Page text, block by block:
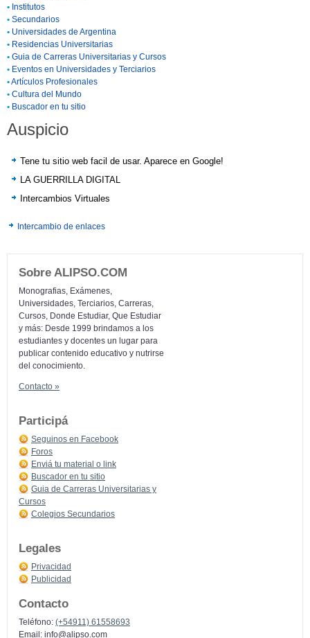
• Institutos
• Secundarios
• Universidades de Argentina
• Residencias Universitarias
• Guia de Carreras Universitarias y Cursos
• Eventos en Universidades y Terciarios
•Artículos Profesionales
• Cultura del Mundo
• Buscador en tu sitio
Auspicio
Tene tu sitio web facil de usar. Aparece en Google!
LA GUERRILLA DIGITAL
Intercambios Virtuales
Intercambio de enlaces
Sobre ALIPSO.COM
Monografias, Exámenes,
Universidades, Terciarios, Carreras,
Cursos, Donde Estudiar, Que Estudiar
y más: Desde 1999 brindamos a los
estudiantes y docentes un lugar para
publicar contenido educativo y nutrirse
del conocimiento.
Contacto »
Participá
Seguinos en Facebook
Foros
Enviá tu material o link
Buscador en tu sitio
Guia de Carreras Universitarias y
Cursos
Colegios Secundarios
Legales
Privacidad
Publicidad
Contacto
Teléfono: (+54911) 61558693
Email: info@alipso.com